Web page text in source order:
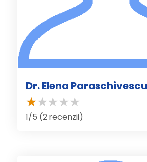
Dr. Elena Paraschivescu
1/5 (2 recenzii)